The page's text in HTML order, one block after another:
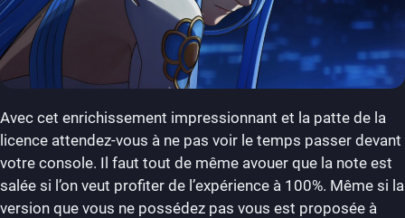
Avec cet enrichissement impressionnant et la patte de la
licence attendez-vous à ne pas voir le temps passer devant
votre console. Il faut tout de même avouer que la note est
salée si l’on veut profiter de l’expérience à 100%. Même si la
version que vous ne possédez pas vous est proposée à